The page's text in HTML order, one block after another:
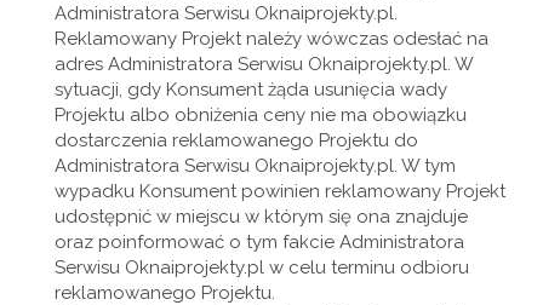
Administratora Serwisu Oknaiprojekty.pl.
Reklamowany Projekt należy wówczas odesłać na
adres Administratora Serwisu Oknaiprojekty.pl. W
sytuacji, gdy Konsument żąda usunięcia wady
Projektu albo obniżenia ceny nie ma obowiązku
dostarczenia reklamowanego Projektu do
Administratora Serwisu Oknaiprojekty.pl. W tym
wypadku Konsument powinien reklamowany Projekt
udostępnić w miejscu w którym się ona znajduje
oraz poinformować o tym fakcie Administratora
Serwisu Oknaiprojekty.pl w celu terminu odbioru
reklamowanego Projektu.